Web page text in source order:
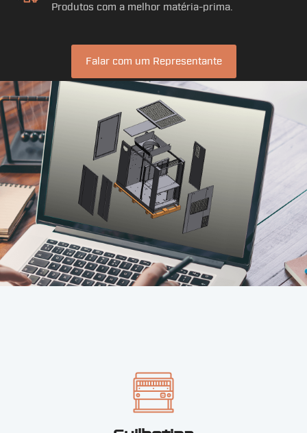
Produtos com a melhor matéria-prima.
Falar com um Representante